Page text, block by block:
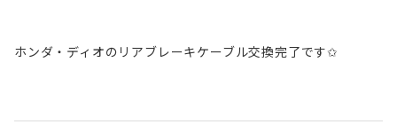
ホンダ・ディオのリアブレーキケーブル交換完了です✩